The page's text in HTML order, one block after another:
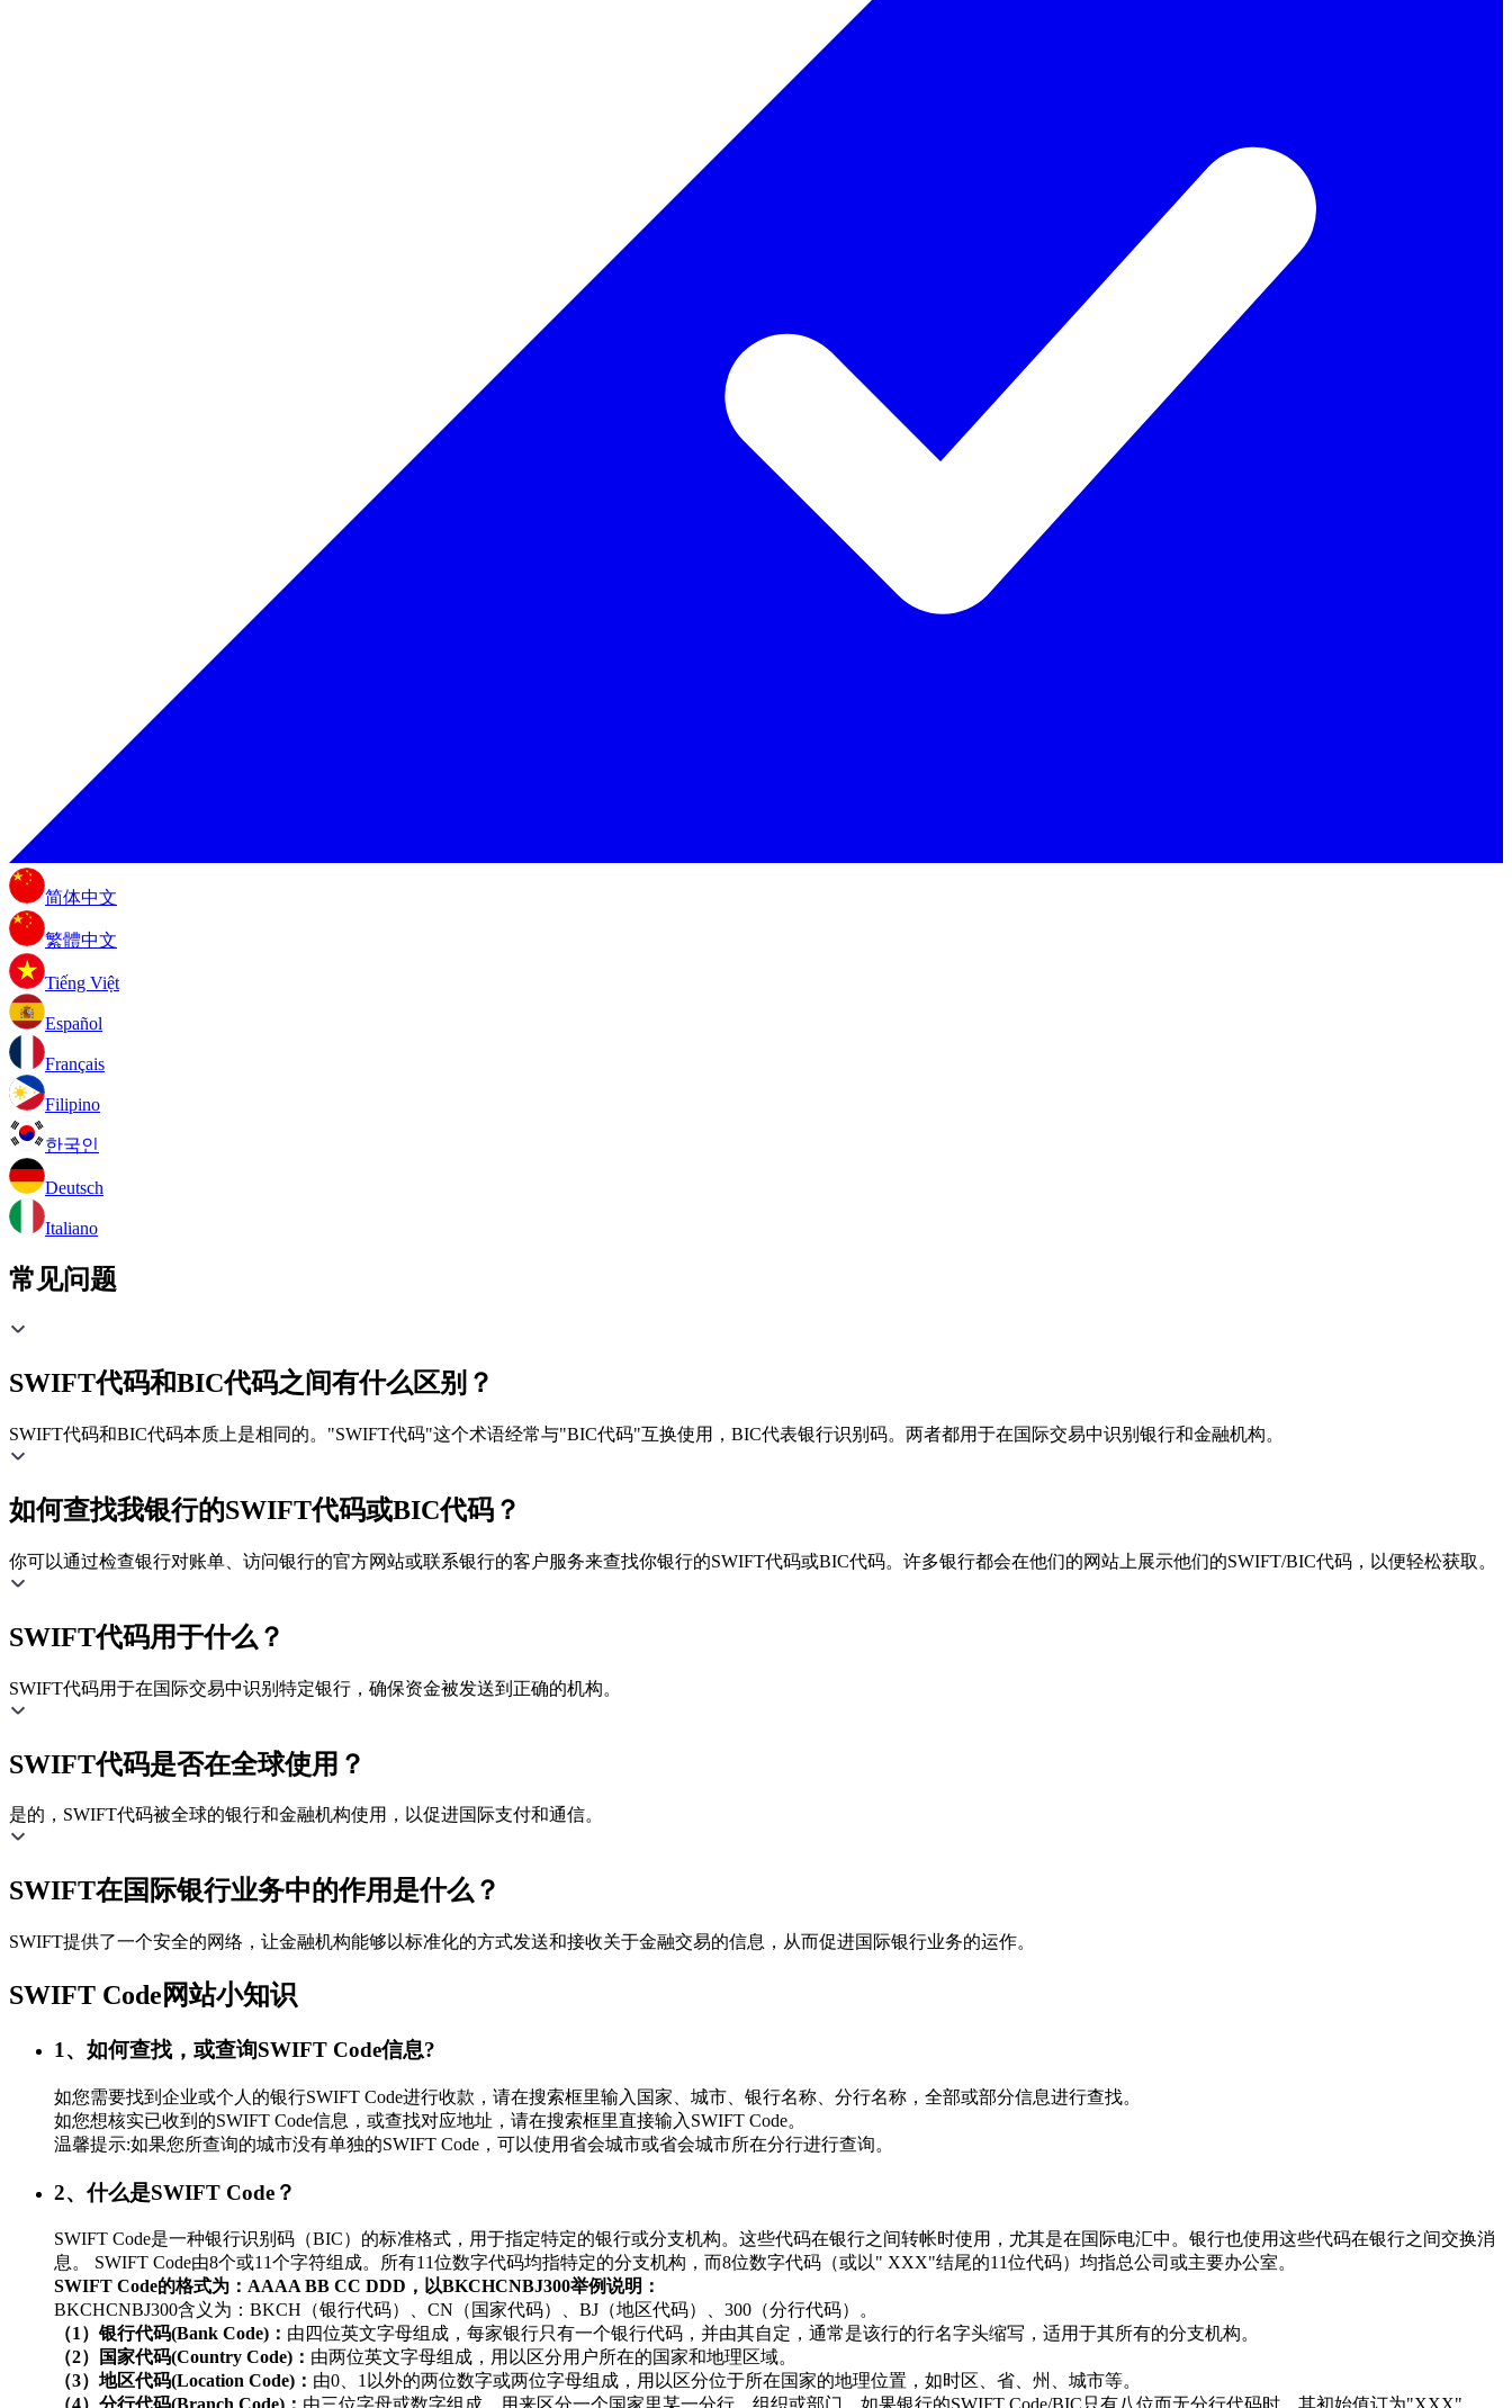
简体中文
繁體中文
Tiếng Việt
Español
Français
Filipino
한국인
Deutsch
Italiano
常见问题
SWIFT代码和BIC代码之间有什么区别？
SWIFT代码和BIC代码本质上是相同的。"SWIFT代码"这个术语经常与"BIC代码"互换使用，BIC代表银行识别码。两者都用于在国际交易中识别银行和金融机构。
如何查找我银行的SWIFT代码或BIC代码？
你可以通过检查银行对账单、访问银行的官方网站或联系银行的客户服务来查找你银行的SWIFT代码或BIC代码。许多银行都会在他们的网站上展示他们的SWIFT/BIC代码，以便轻松获取。
SWIFT代码用于什么？
SWIFT代码用于在国际交易中识别特定银行，确保资金被发送到正确的机构。
SWIFT代码是否在全球使用？
是的，SWIFT代码被全球的银行和金融机构使用，以促进国际支付和通信。
SWIFT在国际银行业务中的作用是什么？
SWIFT提供了一个安全的网络，让金融机构能够以标准化的方式发送和接收关于金融交易的信息，从而促进国际银行业务的运作。
SWIFT Code网站小知识
1、如何查找，或查询SWIFT Code信息?
如您需要找到企业或个人的银行SWIFT Code进行收款，请在搜索框里输入国家、城市、银行名称、分行名称，全部或部分信息进行查找。
如您想核实已收到的SWIFT Code信息，或查找对应地址，请在搜索框里直接输入SWIFT Code。
温馨提示:如果您所查询的城市没有单独的SWIFT Code，可以使用省会城市或省会城市所在分行进行查询。
2、什么是SWIFT Code？
SWIFT Code是一种银行识别码（BIC）的标准格式，用于指定特定的银行或分支机构。这些代码在银行之间转帐时使用，尤其是在国际电汇中。银行也使用这些代码在银行之间交换消
息。 SWIFT Code由8个或11个字符组成。所有11位数字代码均指特定的分支机构，而8位数字代码（或以" XXX"结尾的11位代码）均指总公司或主要办公室。
SWIFT Code的格式为：AAAA BB CC DDD，以BKCHCNBJ300举例说明：
BKCHCNBJ300含义为：BKCH（银行代码）、CN（国家代码）、BJ（地区代码）、300（分行代码）。
（1）银行代码(Bank Code)： 由四位英文字母组成，每家银行只有一个银行代码，并由其自定，通常是该行的行名字头缩写，适用于其所有的分支机构。
（2）国家代码(Country Code)： 由两位英文字母组成，用以区分用户所在的国家和地理区域。
（3）地区代码(Location Code)： 由0、1以外的两位数字或两位字母组成，用以区分位于所在国家的地理位置，如时区、省、州、城市等。